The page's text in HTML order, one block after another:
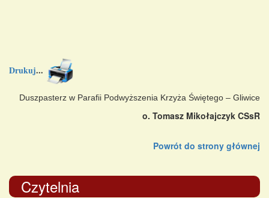
Drukuj...
Duszpasterz w Parafii Podwyższenia Krzyża Świętego – Gliwice
o. Tomasz Mikołajczyk CSsR
Powrót do strony głównej
Czytelnia